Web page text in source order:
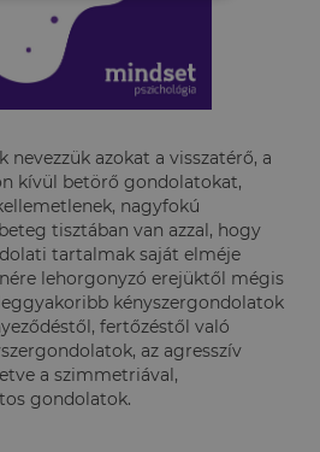
nevezzük azokat a visszatérő, a
kívül betörő gondolatokat,
nagyfokú
tisztában van azzal, hogy
tartalmak saját elméje
lehorgonyzó erejüktől mégis
kényszergondolatok
fertőzéstől való
az agresszív
a szimmetriával,
gondolatok.